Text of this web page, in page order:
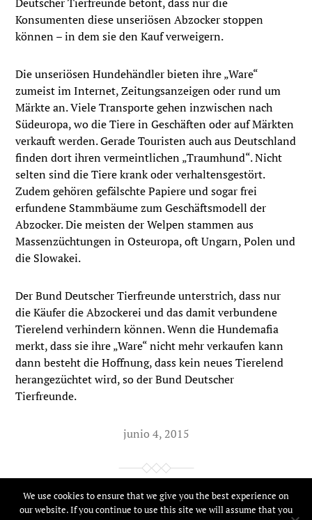
Konsumenten diese unseriösen Abzocker stoppen
können – in dem sie den Kauf verweigern.
Die unseriösen Hundehändler bieten ihre „Ware“
zumeist im Internet, Zeitungsanzeigen oder rund um
Märkte an. Viele Transporte gehen inzwischen nach
Südeuropa, wo die Tiere in Geschäften oder auf Märkten
verkauft werden. Gerade Touristen auch aus Deutschland
finden dort ihren vermeintlichen „Traumhund“. Nicht
selten sind die Tiere krank oder verhaltensgestört.
Zudem gehören gefälschte Papiere und sogar frei
erfundene Stammbäume zum Geschäftsmodell der
Abzocker. Die meisten der Welpen stammen aus
Massenzüchtungen in Osteuropa, oft Ungarn, Polen und
die Slowakei.
Der Bund Deutscher Tierfreunde unterstrich, dass nur
die Käufer die Abzockerei und das damit verbundene
Tierelend verhindern können. Wenn die Hundemafia
merkt, dass sie ihre „Ware“ nicht mehr verkaufen kann
dann besteht die Hoffnung, dass kein neues Tierelend
herangezüchtet wird, so der Bund Deutscher
Tierfreunde.
junio 4, 2015
© 2026Tierfreunde Online
We use cookies to ensure that we give you the best experience on
our website. If you continue to use this site we will assume that you